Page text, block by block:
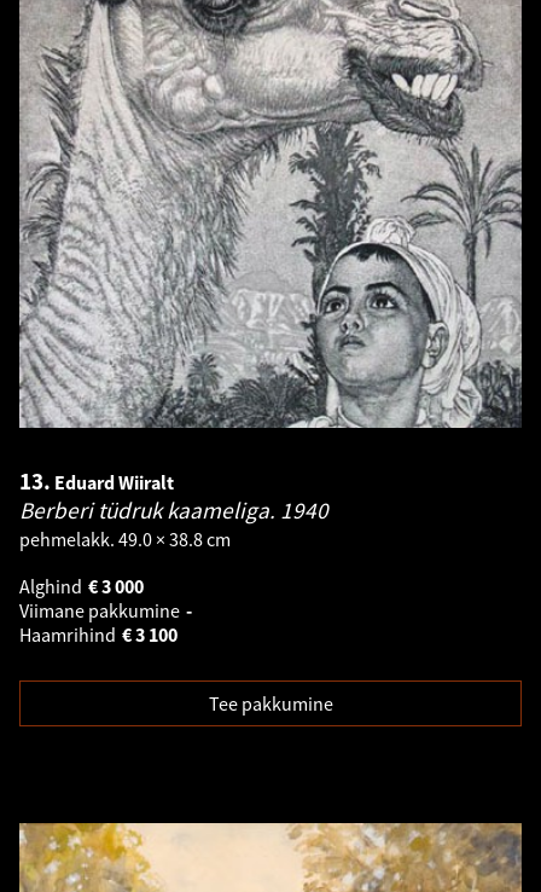
13. Eduard Wiiralt
Berberi tüdruk kaameliga. 1940
pehmelakk. 49.0 × 38.8 cm
Alghind
3 000
€
Viimane pakkumine -
Haamrihind
3 100
€
Tee pakkumine